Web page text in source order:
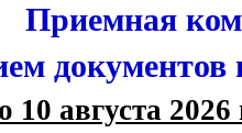
Приемная
документов
10 августа